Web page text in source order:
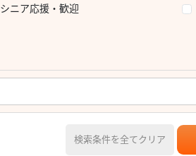
シニア応援・歓迎
検索条件を全てクリア